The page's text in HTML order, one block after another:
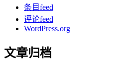
条目feed
评论feed
WordPress.org
文章归档